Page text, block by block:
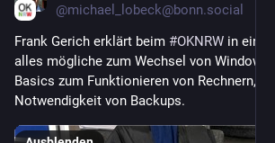
@michael_lobeck@bonn.social
Frank Gerich erklärt beim #OKNRW in einer
alles mögliche zum Wechsel von Windows
Basics zum Funktionieren von Rechnern,
Notwendigkeit von Backups.